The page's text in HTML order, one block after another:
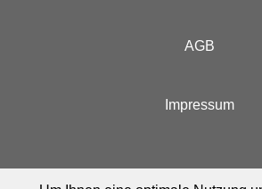
AGB
Impressum